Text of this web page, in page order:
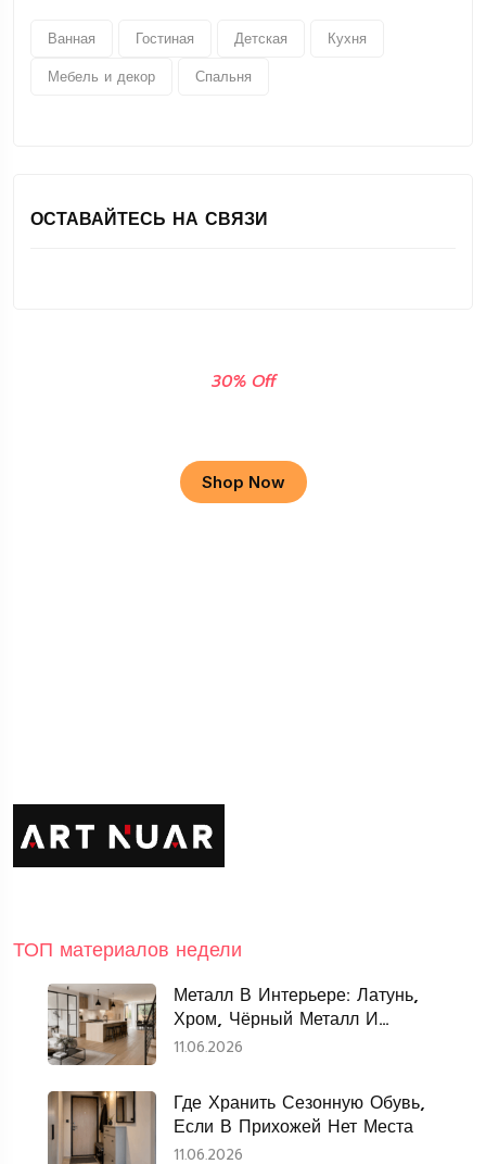
Ванная Гостиная Детская
Кухня
Мебель и декор
Спальня
ОСТАВАЙТЕСЬ НА СВЯЗИ
30% Off
Shop Now
ТОП материалов недели
Металл В Интерьере: Латунь,
Хром, Чёрный Металл И
Нержавеющая Сталь
11.06.2026
Где Хранить Сезонную Обувь,
Если В Прихожей Нет Места
11.06.2026